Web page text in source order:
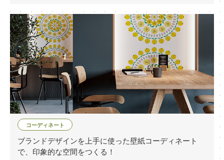
コーディネート
ブランドデザインを上手に使った壁紙コーディネート
で、印象的な空間をつくる！